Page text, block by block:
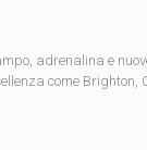
adrenalina e
come